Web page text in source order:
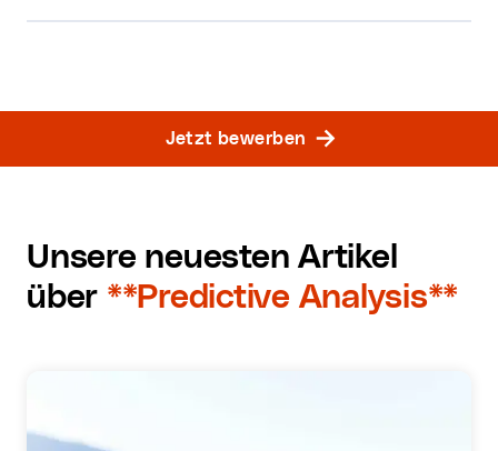
Jetzt bewerben
Unsere neuesten Artikel
über **Predictive Analysis**